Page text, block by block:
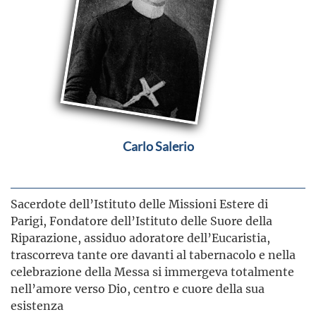
Carlo Salerio
Sacerdote dell’Istituto delle Missioni Estere di
Parigi, Fondatore dell’Istituto delle Suore della
Riparazione, assiduo adoratore dell’Eucaristia,
trascorreva tante ore davanti al tabernacolo e nella
celebrazione della Messa si immergeva totalmente
nell’amore verso Dio, centro e cuore della sua
esistenza